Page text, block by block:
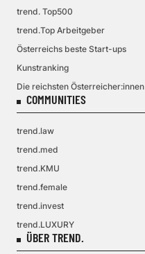
trend. Top500
trend.Top Arbeitgeber
Österreichs beste Start-ups
Kunstranking
Die reichsten Österreicher:innen
COMMUNITIES
trend.law
trend.med
trend.KMU
trend.female
trend.invest
trend.LUXURY
ÜBER TREND.